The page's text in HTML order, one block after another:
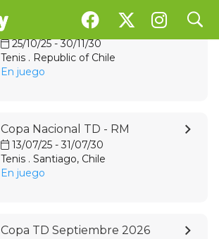
search
Copa Nacional TD - Región V
25/10/25 - 30/11/30
Tenis . Republic of Chile
En juego
Copa Nacional TD - RM
13/07/25 - 31/07/30
Tenis . Santiago, Chile
En juego
Copa TD Septiembre 2026